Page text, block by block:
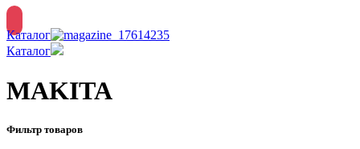
Каталог
Каталог
MAKITA
Фильтр товаров